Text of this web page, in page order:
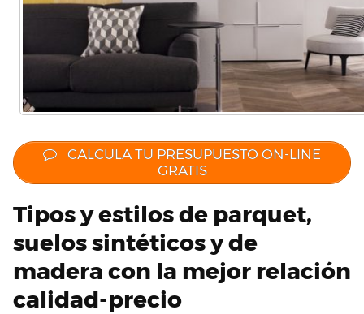
CALCULA TU PRESUPUESTO ON-LINE
GRATIS
Tipos y estilos de parquet,
suelos sintéticos y de
madera con la mejor relación
calidad-precio